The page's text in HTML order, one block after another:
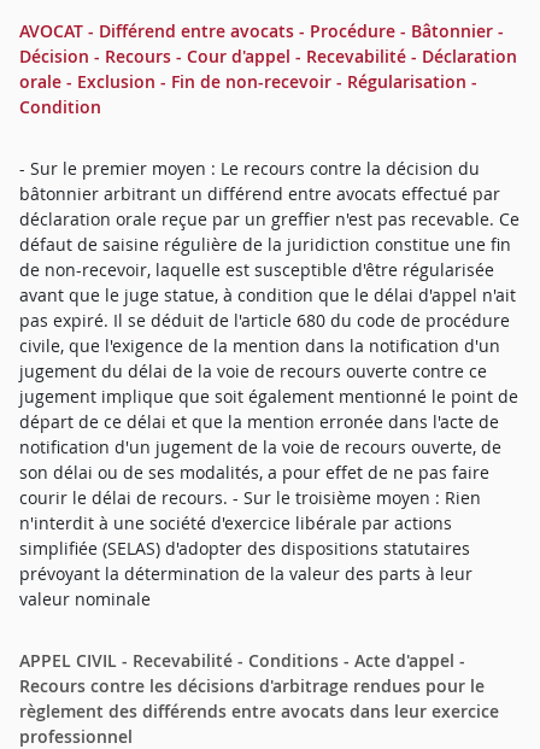
AVOCAT - Différend entre avocats - Procédure - Bâtonnier -
Décision - Recours - Cour d'appel - Recevabilité - Déclaration
orale - Exclusion - Fin de non-recevoir - Régularisation -
Condition
- Sur le premier moyen : Le recours contre la décision du
bâtonnier arbitrant un différend entre avocats effectué par
déclaration orale reçue par un greffier n'est pas recevable. Ce
défaut de saisine régulière de la juridiction constitue une fin
de non-recevoir, laquelle est susceptible d'être régularisée
avant que le juge statue, à condition que le délai d'appel n'ait
pas expiré. Il se déduit de l'article 680 du code de procédure
civile, que l'exigence de la mention dans la notification d'un
jugement du délai de la voie de recours ouverte contre ce
jugement implique que soit également mentionné le point de
départ de ce délai et que la mention erronée dans l'acte de
notification d'un jugement de la voie de recours ouverte, de
son délai ou de ses modalités, a pour effet de ne pas faire
courir le délai de recours. - Sur le troisième moyen : Rien
n'interdit à une société d'exercice libérale par actions
simplifiée (SELAS) d'adopter des dispositions statutaires
prévoyant la détermination de la valeur des parts à leur
valeur nominale
APPEL CIVIL - Recevabilité - Conditions - Acte d'appel -
Recours contre les décisions d'arbitrage rendues pour le
règlement des différends entre avocats dans leur exercice
professionnel